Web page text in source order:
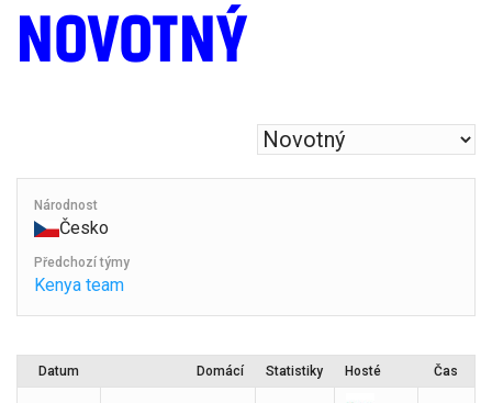
NOVOTNÝ
Národnost
Česko
Předchozí týmy
Kenya team
Datum Domácí Statistiky Hosté Čas